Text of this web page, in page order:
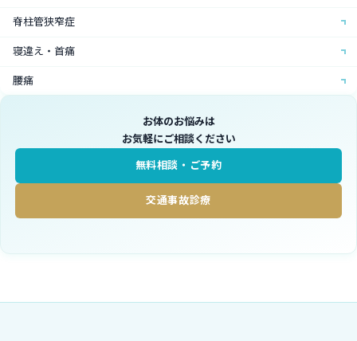
脊柱管狭窄症
寝違え・首痛
腰痛
冷え症
お体のお悩みは
お気軽にご相談ください
無料相談・ご予約
交通事故診療